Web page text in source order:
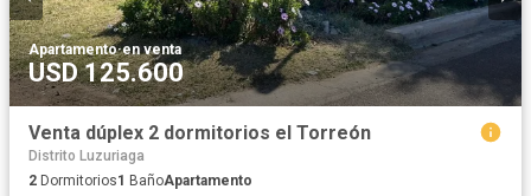
Apartamento·en venta
USD 125.600
Venta dúplex 2 dormitorios el Torreón
Distrito Luzuriaga
2 Dormitorios1 BañoApartamento